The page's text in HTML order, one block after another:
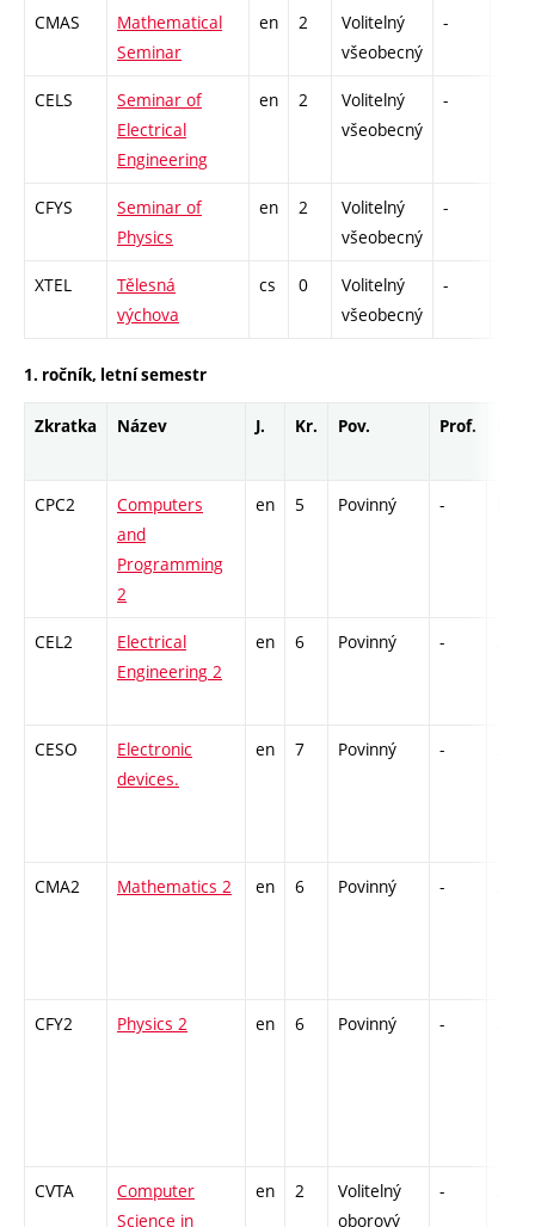
CMAS
Mathematical
Seminar
en 2
Volitelný
všeobecný
-
CELS
Seminar of
Electrical
Engineering
en 2
Volitelný
všeobecný
-
CFYS
Seminar of
Physics
en 2
Volitelný
všeobecný
-
XTEL
Tělesná
výchova
cs 0
Volitelný
všeobecný
-
1. ročník, letní semestr
Zkratka Název J. Kr. Pov. Prof.
CPC2
Computers
and
Programming
2
en 5 Povinný -
CEL2
Electrical
Engineering 2
en 6 Povinný -
CESO
Electronic
devices.
en 7 Povinný -
CMA2 Mathematics 2 en 6 Povinný -
CFY2 Physics 2 en 6 Povinný -
CVTA
Computer
Science in
en 2
Volitelný
oborový
-